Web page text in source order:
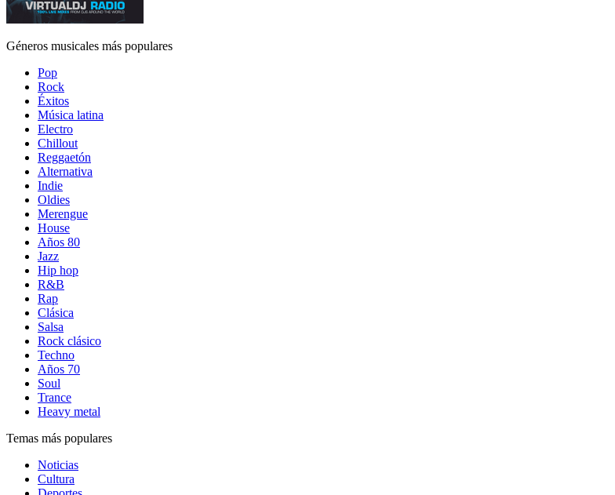
Géneros musicales más populares
Pop
Rock
Éxitos
Música latina
Electro
Chillout
Reggaetón
Alternativa
Indie
Oldies
Merengue
House
Años 80
Jazz
Hip hop
R&B
Rap
Clásica
Salsa
Rock clásico
Techno
Años 70
Soul
Trance
Heavy metal
Temas más populares
Noticias
Cultura